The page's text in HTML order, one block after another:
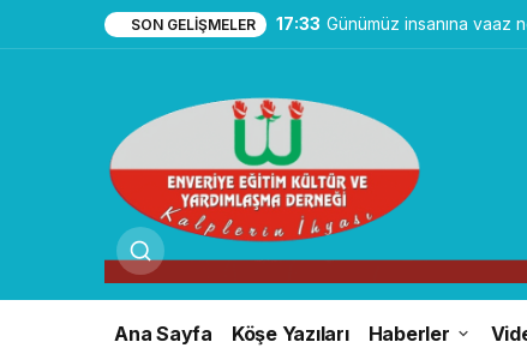
SON GELIŞMELER 17:33 Günümüz insanına vaaz
Ana Sayfa Köşe Yazıları Haberler